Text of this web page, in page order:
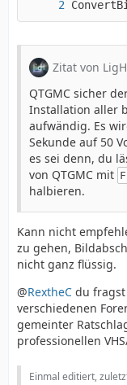
Zitat von LigH
QTGMC sicher
Installation aller
aufwändig. Es
Sekunde auf 50
es sei denn, du
von QTGMC mit
halbieren.
Kann nicht
zu gehen,
nicht ganz flüssig.
@RextheC du
verschiedenen
gemeinter
professionellen
Einmal editiert,